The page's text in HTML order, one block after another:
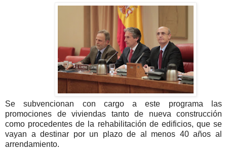
Se subvencionan con cargo a este programa las
promociones de viviendas tanto de nueva construcción
como procedentes de la rehabilitación de edificios, que se
vayan a destinar por un plazo de al menos 40 años al
arrendamiento.